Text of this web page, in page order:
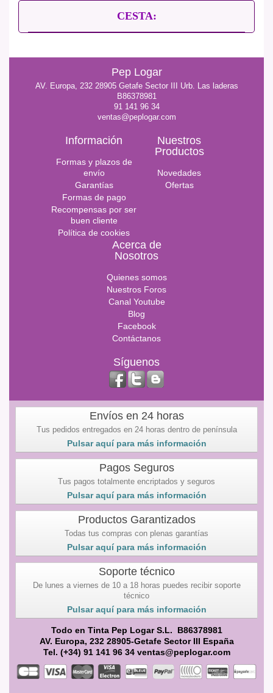
CESTA:
Pep Logar
AV. Europa, 232 28905 Getafe Sector III Urb. Las laderas
B86378981
91 141 96 34
ventas@peplogar.com
Información
Formas y plazos de
envío
Garantías
Formas de pago
Recompensas por ser
buen cliente
Política de cookies
Nuestros
Productos
Novedades
Ofertas
Acerca de
Nosotros
Quienes somos
Nuestros Foros
Canal Youtube
Blog
Facebook
Contáctanos
Síguenos
Envíos en 24 horas
Tus pedidos entregados en 24 horas dentro de península
Pulsar aquí para más información
Pagos Seguros
Tus pagos totalmente encriptados y seguros
Pulsar aquí para más información
Productos Garantizados
Todas tus compras con plenas garantías
Pulsar aquí para más información
Soporte técnico
De lunes a viernes de 10 a 18 horas puedes recibir soporte
técnico
Pulsar aquí para más información
Todo en Tinta Pep Logar S.L. B86378981
AV. Europa, 232 28905-Getafe Sector III España
Tel. (+34) 91 141 96 34 ventas@peplogar.com